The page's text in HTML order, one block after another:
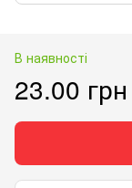
В наявності
23.00 грн